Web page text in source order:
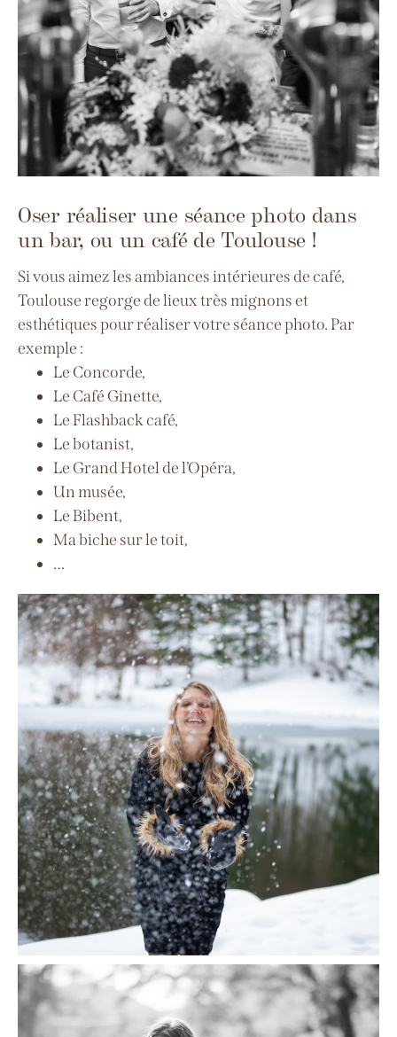
Oser réaliser une séance photo dans
un bar, ou un café de Toulouse !
Si vous aimez les ambiances intérieures de café,
Toulouse regorge de lieux très mignons et
esthétiques pour réaliser votre séance photo. Par
exemple :
Le Concorde,
Le Café Ginette,
Le Flashback café,
Le botanist,
Le Grand Hotel de l’Opéra,
Un musée,
Le Bibent,
Ma biche sur le toit,
…